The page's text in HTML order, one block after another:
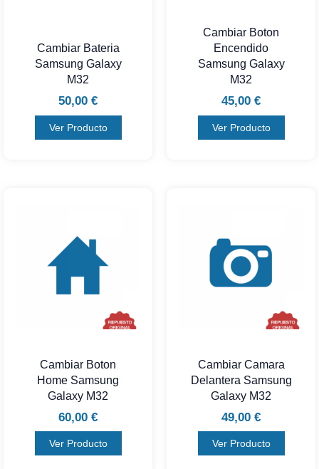
Cambiar Bateria
Samsung Galaxy
M32
50,00 €
Ver Producto
Cambiar Boton
Encendido
Samsung Galaxy
M32
45,00 €
Ver Producto
Cambiar Boton
Home Samsung
Galaxy M32
60,00 €
Ver Producto
Cambiar Camara
Delantera Samsung
Galaxy M32
49,00 €
Ver Producto